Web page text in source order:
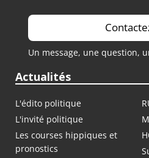
Un message, une question,
Actualités
L'édito politique
L'invité politique
Les courses hippiques et
pronostics